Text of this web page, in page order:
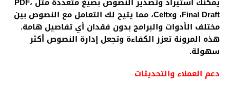
Final Draft، وCeltx، مما يتيح لك التعامل مع النصوص بين
مختلف الأدوات والبرامج بدون فقدان أي تفاصيل هامة.
هذه المرونة تعزز الكفاءة وتجعل إدارة النصوص أكثر
سهولة.
دعم العملاء والتحديثات